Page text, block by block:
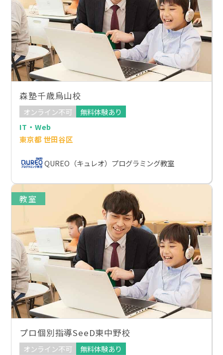
森塾千歳烏山校
オンライン不可
無料体験あり
IT・Web
東京都 世田谷区
QUREO（キュレオ）プログラミング教室
教室
プロ個別指導SeeD東中野校
オンライン不可
無料体験あり